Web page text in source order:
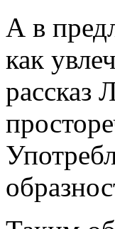
А в
как
рассказ